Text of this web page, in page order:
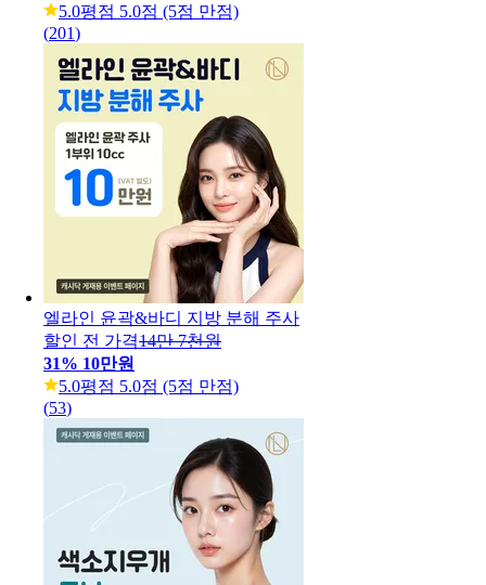
5.0평점 5.0점 (5점 만점)
(201)
엘라인 윤곽&바디 지방 분해 주사
할인 전 가격14만 7천원
31% 10만원
5.0평점 5.0점 (5점 만점)
(53)